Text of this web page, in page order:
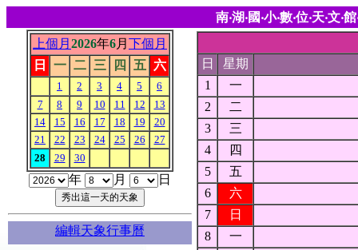
南‧湖‧國‧小‧數‧位‧天‧文‧
上個月 2026年6月 下個月
日
一 二 三 四 五 六
1 2 3 4 5
6
7
8 9 10 11 12
13
14
15 16 17 18 19
20
21
22 23 24 25 26
27
28
29 30
年 月 日
編輯天象行事曆
日
星期
1
一
2
二
3
三
4
四
5
五
6
六
7
日
8
一